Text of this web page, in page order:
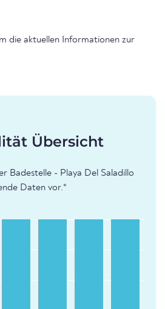
die aktuellen Informationen zur
Übersicht
Badestelle - Playa Del Saladillo
Daten vor.*